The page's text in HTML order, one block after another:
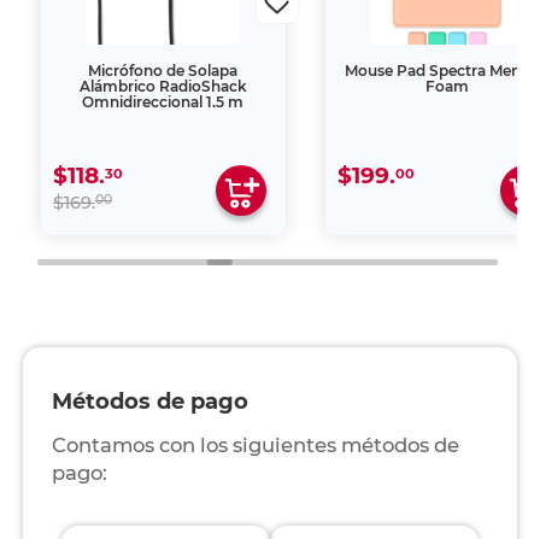
Micrófono de Solapa
Alámbrico RadioShack
Omnidireccional 1.5 m
$118.30
$169.00
Mouse Pad Spectra
Foam
$199.00
Métodos de pago
Contamos con los siguientes métodos de
pago: